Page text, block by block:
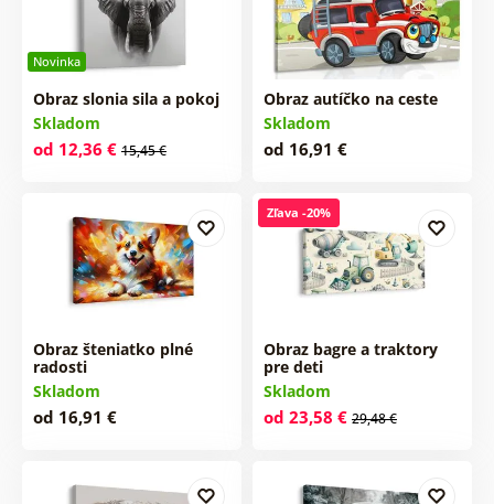
Novinka
Obraz slonia sila a pokoj
Skladom
od 12,36 € 15,45 €
Obraz autíčko na ceste
Skladom
od 16,91 €
Obraz šteniatko plné
radosti
Skladom
od 16,91 €
Zľava -20%
Obraz bagre a traktory
pre deti
Skladom
od 23,58 € 29,48 €